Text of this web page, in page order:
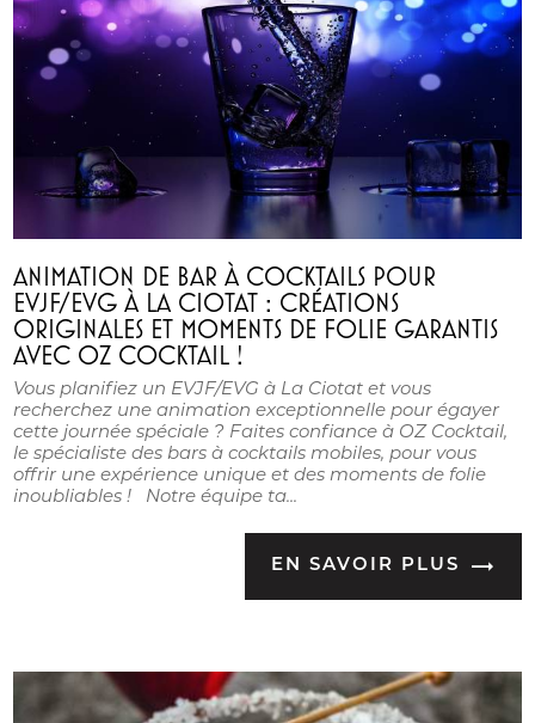
ANIMATION DE BAR À COCKTAILS POUR
EVJF/EVG À LA CIOTAT : CRÉATIONS
ORIGINALES ET MOMENTS DE FOLIE GARANTIS
AVEC OZ COCKTAIL !
Vous planifiez un EVJF/EVG à La Ciotat et vous
recherchez une animation exceptionnelle pour égayer
cette journée spéciale ? Faites confiance à OZ Cocktail,
le spécialiste des bars à cocktails mobiles, pour vous
offrir une expérience unique et des moments de folie
inoubliables ! Notre équipe ta...
EN SAVOIR PLUS